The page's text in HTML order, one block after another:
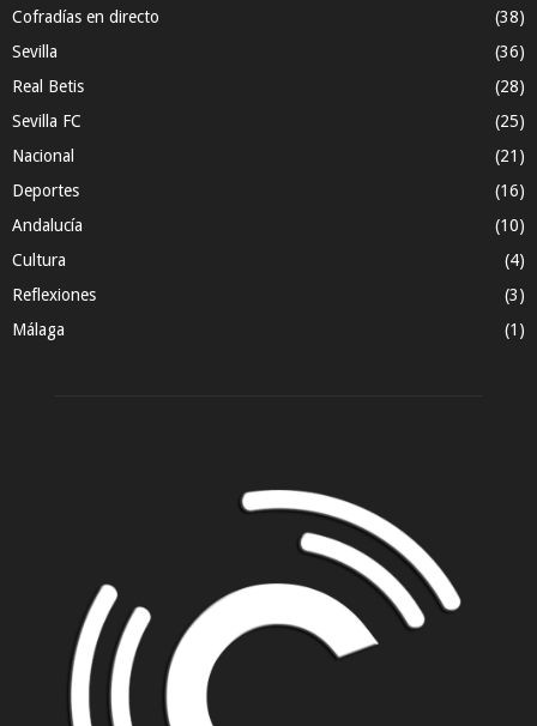
Cofradías en directo
(38)
Sevilla
(36)
Real Betis
(28)
Sevilla FC
(25)
Nacional
(21)
Deportes
(16)
Andalucía
(10)
Cultura
(4)
Reflexiones
(3)
Málaga
(1)